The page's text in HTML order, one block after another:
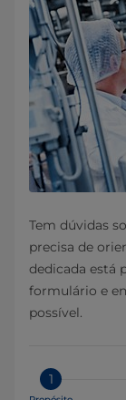
Tem dúvidas
precisa de
dedicada está
formulário e
possível.
1